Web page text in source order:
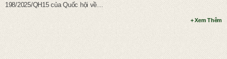
Dịch vụ phá sản và Quản tài viên
198/2025/QH15 của Quốc hội về…
+ Xem Thêm